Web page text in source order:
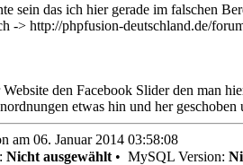
sein das ich hier gerade im falschen
-> http://phpfusion-deutschland.de/
den Facebook Slider den man
etwas hin und her geschoben
am 06. Januar 2014 03:58:08
Nicht ausgewählt • MySQL Version: